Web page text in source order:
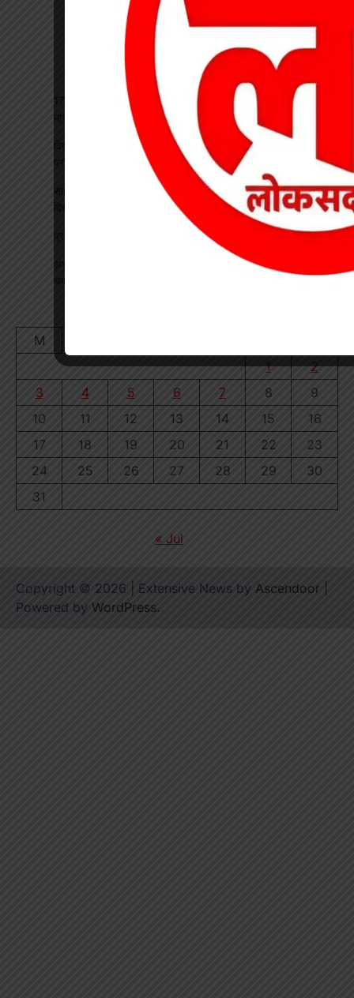
17 अगस्त की हड़ताल से पहले चेयरमैन ने बुलाई बैठक, बिजली कर्मियों की
विकसित भारत रोजगार मिशन पर खारंग में एकदिवसीय प्रशिक्षण, जनपद
प्रतिनिधियों ने सीखी योजनाओं के प्रभावी क्रियान्वयन की बारीकियां
साइबर सुरक्षा एवं छात्र कानून जागरूकता कार्यक्रम आयोजित, प्रतिभावान
प्रधान पाठक पर हमला, स्कूल का चपरासी गिरफ्तार
अधीक्षिका को हटाने की मांग पर छात्राओं का फूटा गुस्सा, NH-130 पर
M
1
2
3
4 5 6 7 8
9
10
11 12 13 14 15
16
17
18 19 20 21 22
23
24
25 26 27 28 29
30
31
« Jul
Copyright © 2026 | Extensive News by Ascendoor
Powered by WordPress.